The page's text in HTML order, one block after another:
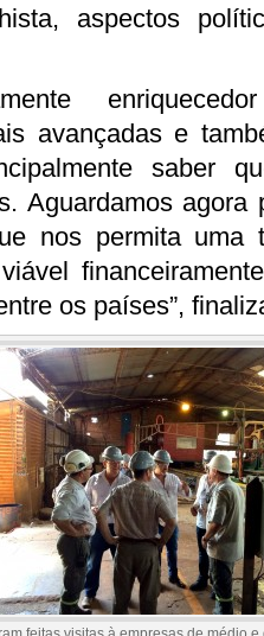
aspectos
avançadas e
saber
Aguardamos agora
nos permita uma
os países”,